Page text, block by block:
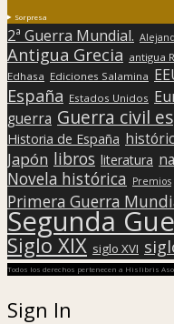
Sorpresa
2ª Guerra Mundial.
Antigua Grecia antigua
Edhasa Ediciones Salamina
España Estados Unidos
guerra Guerra civil
Historia de España
Japón libros literatura
Novela histórica Premios
Primera Guerra
Segunda
Siglo XIX siglo XVI
Todos los derechos pertenecen a Hislibris
Sign In